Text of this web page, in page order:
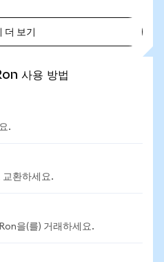
더 보기
사용 방법
.
교환하세요.
을(를) 거래하세요.